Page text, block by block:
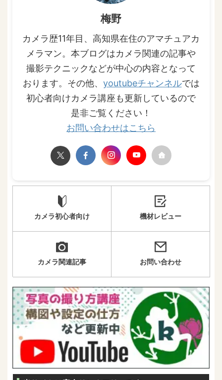
梅野
カメラ歴11年目、高知県在住のアマチュアカ
メラマン。本ブログはカメラ関連の記事や
撮影テクニックなどが中心の内容となって
おります。その他、 youtubeチャンネルでは
初心者向けカメラ講座も更新しているので
是非ご覧ください！
お問い合わせはこちら
カメラ初心者向け 機材レビュー
カメラ関連記事 お問い合わせ